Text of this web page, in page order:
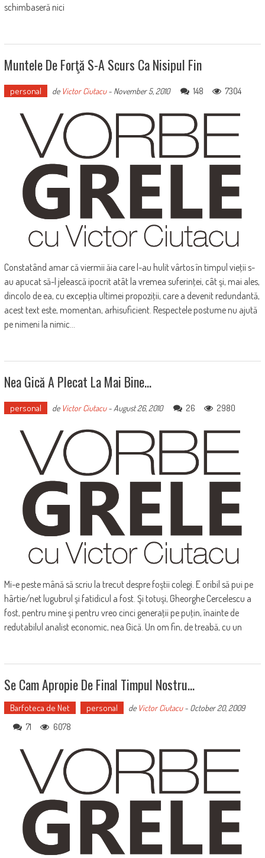
schimbaseră nici
Muntele De Forţă S-A Scurs Ca Nisipul Fin
personal de Victor Ciutacu- November 5, 2010 148 7304
Constatând amar că viermii ăia care l-au hulit vârtos în timpul vieţii s-
au apucat să-l jelească ipocrit atât la vremea suferinţei, cât şi, mai ales,
dincolo de ea, cu excepţia ultimei propoziţii, care a devenit redundantă,
acest text este, momentan, arhisuficient. Respectele postume nu ajută
pe nimeni la nimic...
Nea Gică A Plecat La Mai Bine…
personal de Victor Ciutacu- August 26, 2010 26 2980
Mi-e peste mână să scriu la trecut despre foştii colegi. E oribil să pui pe
hârtie/net lugubrul şi fatidicul a fost. Şi totuşi, Gheorghe Cercelescu a
fost, pentru mine şi pentru vreo cinci generaţii pe puţin, înainte de
redutabilul analist economic, nea Gică. Un om fin, de treabă, cu un
Se Cam Apropie De Final Timpul Nostru…
Barfoteca de Net personal de Victor Ciutacu- October 20, 2009
71 6078